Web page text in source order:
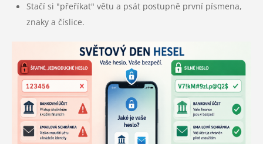
Stačí si "přeříkat" větu a psát postupně první písmena,
znaky a číslice.